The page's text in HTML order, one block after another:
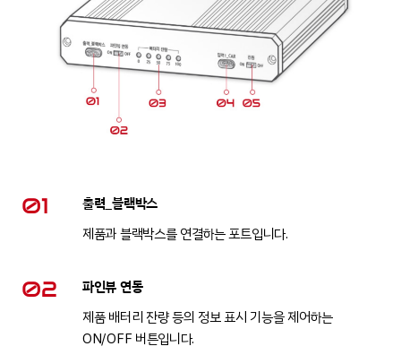
01 출력_블랙박스
제품과 블랙박스를 연결하는 포트입니다.
02 파인뷰 연동
제품 배터리 잔량 등의 정보 표시 기능을 제어하는
ON/OFF 버튼입니다.